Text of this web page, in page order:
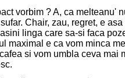
vorbim ? A, ca melteanu'
Chair, zau, regret, e
linga care sa-si faca
maximal e ca vom minca
si vom umbla ceva mai